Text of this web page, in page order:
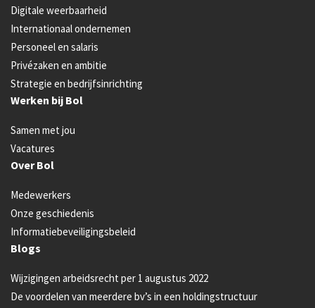
Digitale weerbaarheid
Internationaal ondernemen
Personeel en salaris
Privézaken en ambitie
Strategie en bedrijfsinrichting
Werken bij Bol
Samen met jou
Vacatures
Over Bol
Medewerkers
Onze geschiedenis
Informatiebeveiligingsbeleid
Blogs
Wijzigingen arbeidsrecht per 1 augustus 2022
De voordelen van meerdere bv’s in een holdingstructuur